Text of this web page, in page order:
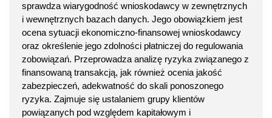
sprawdza wiarygodność wnioskodawcy w zewnętrznych
i wewnętrznych bazach danych. Jego obowiązkiem jest
ocena sytuacji ekonomiczno-finansowej wnioskodawcy
oraz określenie jego zdolności płatniczej do regulowania
zobowiązań. Przeprowadza analizę ryzyka związanego z
finansowaną transakcją, jak również ocenia jakość
zabezpieczeń, adekwatność do skali ponoszonego
ryzyka. Zajmuje się ustalaniem grupy klientów
powiązanych pod względem kapitałowym i